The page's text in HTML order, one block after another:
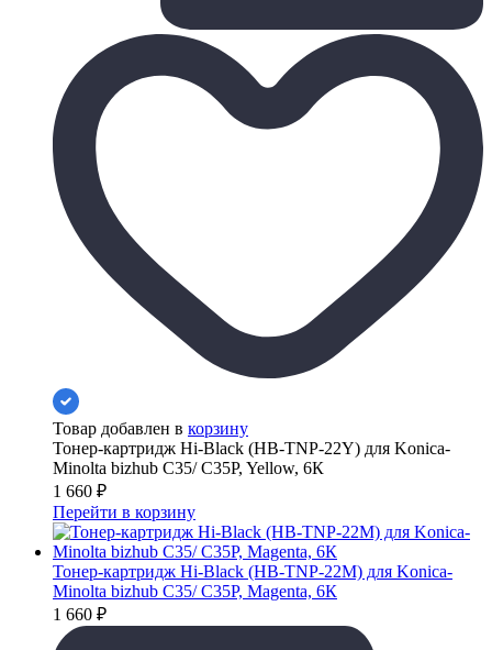
Товар добавлен в корзину
Тонер-картридж Hi-Black (HB-TNP-22Y) для Konica-
Minolta bizhub C35/ C35P, Yellow, 6К
1 660 ₽
Перейти в корзину
Тонер-картридж Hi-Black (HB-TNP-22M) для Konica-
Minolta bizhub C35/ C35P, Magenta, 6К
1 660 ₽